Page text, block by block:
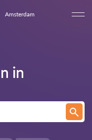
Amsterdam
in